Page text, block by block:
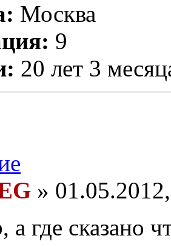
Москва
9
20 лет 3
»
, а где сказано